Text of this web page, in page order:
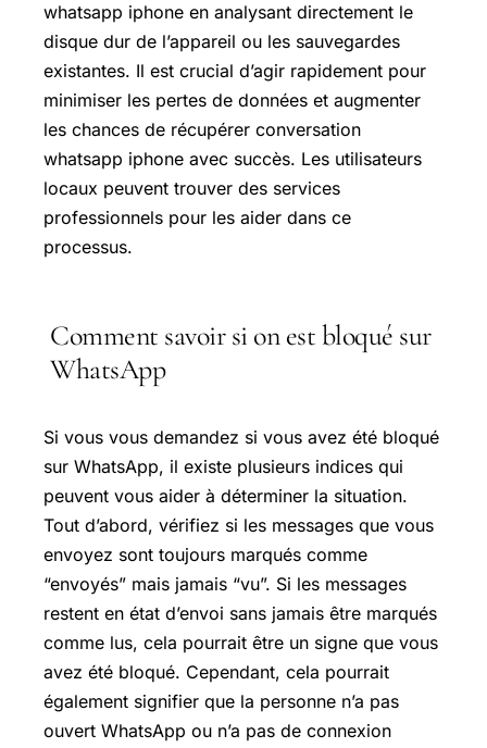
whatsapp iphone en analysant directement le
disque dur de l’appareil ou les sauvegardes
existantes. Il est crucial d’agir rapidement pour
minimiser les pertes de données et augmenter
les chances de récupérer conversation
whatsapp iphone avec succès. Les utilisateurs
locaux peuvent trouver des services
professionnels pour les aider dans ce
processus.
Comment savoir si on est bloqué sur
WhatsApp
Si vous vous demandez si vous avez été bloqué
sur WhatsApp, il existe plusieurs indices qui
peuvent vous aider à déterminer la situation.
Tout d’abord, vérifiez si les messages que vous
envoyez sont toujours marqués comme
“envoyés” mais jamais “vu”. Si les messages
restent en état d’envoi sans jamais être marqués
comme lus, cela pourrait être un signe que vous
avez été bloqué. Cependant, cela pourrait
également signifier que la personne n’a pas
ouvert WhatsApp ou n’a pas de connexion